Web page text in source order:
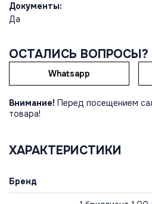
Документы:
Да
ОСТАЛИСЬ ВОПРОСЫ?
Whatsapp
Внимание! Перед посещением
товара!
ХАРАКТЕРИСТИКИ
Бренд